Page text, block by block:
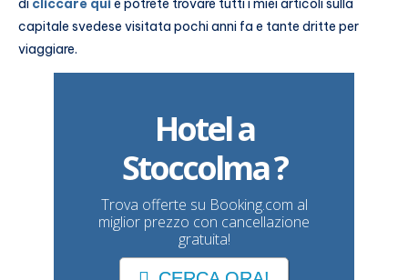
di cliccare quie potrete trovare tutti i miei articoli sulla
capitale svedese visitata pochi anni fa e tante dritte per
viaggiare.
Hotel a
Stoccolma ?
Trova offerte su Booking.com al
miglior prezzo con cancellazione
gratuita!